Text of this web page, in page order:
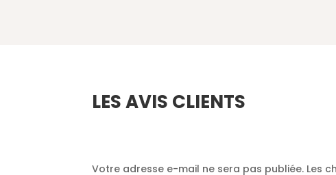
LES AVIS CLIENTS
Votre adresse e-mail ne sera pas publiée. Les